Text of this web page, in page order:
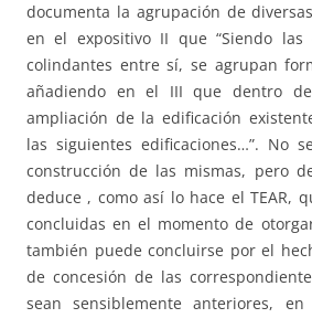
documenta la agrupación de
en el expositivo II que “Siendo las
colindantes entre sí, se agrupan
añadiendo en el III que dentro
ampliación de la edificación
las siguientes edificaciones…”. No
construcción de las mismas, pero
deduce , como así lo hace el TEAR,
concluidas en el momento de
también puede concluirse por el
de concesión de las
sean sensiblemente anteriores,